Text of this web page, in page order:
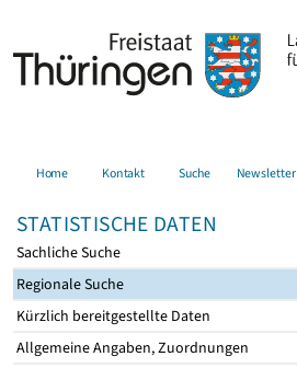
Home Kontakt Suche Newsletter
STATISTISCHE DATEN
Sachliche Suche
Regionale Suche
Kürzlich bereitgestellte Daten
Allgemeine Angaben, Zuordnungen